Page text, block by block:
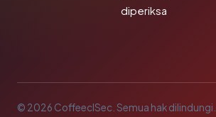
diperiksa
© 2026 CoffeeclSec. Semua hak dilindungi.